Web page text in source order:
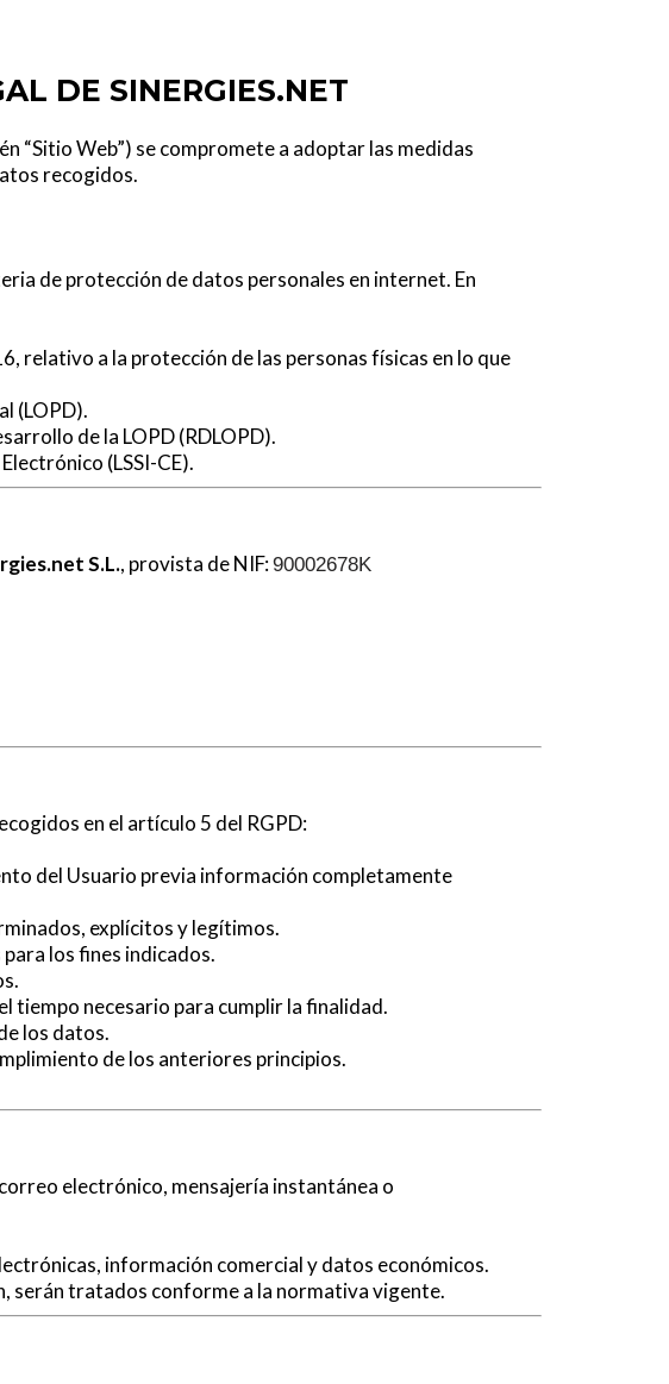
DE SINERGIES.NET
“Sitio Web”) se compromete a adoptar las medidas
recogidos.
de protección de datos personales en internet. En
relativo a la protección de las personas físicas en lo que
(LOPD).
de la LOPD (RDLOPD).
(LSSI-CE).
S.L., provista de NIF:90002678K
en el artículo 5 del RGPD:
del Usuario previa información completamente
explícitos y legítimos.
los fines indicados.
tiempo necesario para cumplir la finalidad.
los datos.
de los anteriores principios.
electrónico, mensajería instantánea o
información comercial y datos económicos.
serán tratados conforme a la normativa vigente.